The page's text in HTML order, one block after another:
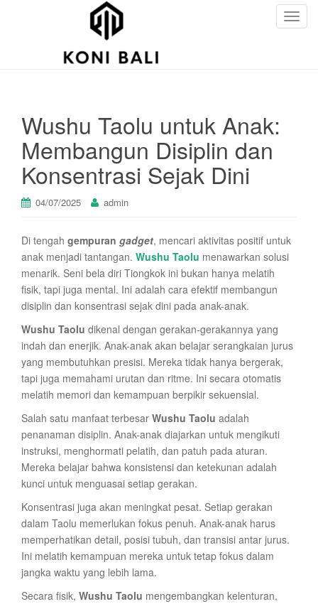
T
Wushu Taolu untuk Anak:
Membangun Disiplin dan
Konsentrasi Sejak Dini
04/07/2025 admin
Di tengah gempuran gadget, mencari aktivitas positif untuk
anak menjadi tantangan. Wushu Taolu menawarkan solusi
menarik. Seni bela diri Tiongkok ini bukan hanya melatih
fisik, tapi juga mental. Ini adalah cara efektif membangun
disiplin dan konsentrasi sejak dini pada anak-anak.
Wushu Taolu dikenal dengan gerakan-gerakannya yang
indah dan enerjik. Anak-anak akan belajar serangkaian jurus
yang membutuhkan presisi. Mereka tidak hanya bergerak,
tapi juga memahami urutan dan ritme. Ini secara otomatis
melatih memori dan kemampuan berpikir sekuensial.
Salah satu manfaat terbesar Wushu Taolu adalah
penanaman disiplin. Anak-anak diajarkan untuk mengikuti
instruksi, menghormati pelatih, dan patuh pada aturan.
Mereka belajar bahwa konsistensi dan ketekunan adalah
kunci untuk menguasai setiap gerakan.
Konsentrasi juga akan meningkat pesat. Setiap gerakan
dalam Taolu memerlukan fokus penuh. Anak-anak harus
memperhatikan detail, posisi tubuh, dan transisi antar jurus.
Ini melatih kemampuan mereka untuk tetap fokus dalam
jangka waktu yang lebih lama.
Secara fisik, Wushu Taolu mengembangkan kelenturan,